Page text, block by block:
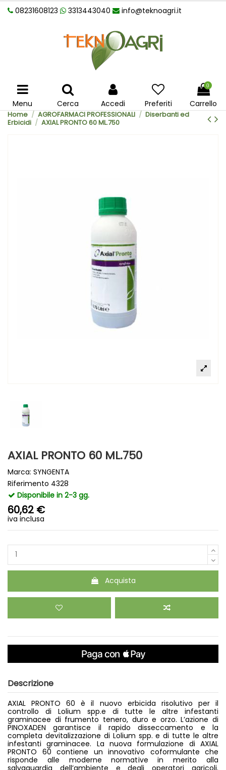
08231608123 3313443040 info@teknoagri.it
Menu Cerca Accedi Preferiti
0
Carrello
Home AGROFARMACI PROFESSIONALI
Diserbanti ed
Erbicidi
AXIAL PRONTO 60 ML.750
AXIAL PRONTO 60 ML.750
Marca: SYNGENTA
Riferimento 4328
Disponibile in 2-3 gg.
60,62 €
iva inclusa
Acquista
Descrizione
AXIAL PRONTO 60 è il nuovo erbicida risolutivo per il
controllo di Lolium spp.e di tutte le altre infestanti
graminacee di frumento tenero, duro e orzo. L’azione di
PINOXADEN garantisce il rapido disseccamento e la
completa devitalizzazione di Lolium spp. e di tutte le altre
infestanti graminacee. La nuova formulazione di AXIAL
PRONTO 60 contiene un innovativo coformulante che
risponde alle moderne normative in merito alla